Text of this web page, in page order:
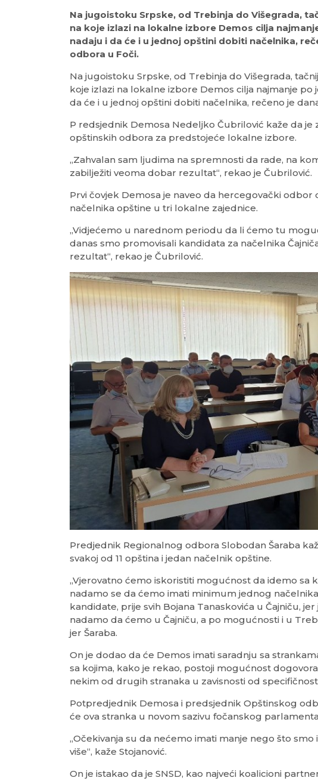
Na jugoistoku Srpske, od Trebinja do Višegrada,
na koje izlazi na lokalne izbore Demos cilja
nadaju i da će i u jednoj opštini dobiti načelnika,
odbora u Foči.
Na jugoistoku Srpske, od Trebinja do Višegrada,
koje izlazi na lokalne izbore Demos cilja najmanje
da će i u jednoj opštini dobiti načelnika, rečeno je
P redsjednik Demosa Nedeljko Čubrilović kaže da
opštinskih odbora za predstojeće lokalne izbore.
„Zahvalan sam ljudima na spremnosti da rade, na
zabilježiti veoma dobar rezultat“, rekao je Čubrilović.
Prvi čovjek Demosa je naveo da hercegovački
načelnika opštine u tri lokalne zajednice.
„Vidjećemo u narednom periodu da li ćemo tu
danas smo promovisali kandidata za načelnika
rezultat“, rekao je Čubrilović.
Predjednik Regionalnog odbora Slobodan Šaraba
svakoj od 11 opština i jedan načelnik opštine.
„Vjerovatno ćemo iskoristiti mogućnost da idemo sa
nadamo se da ćemo imati minimum jednog
kandidate, prije svih Bojana Tanaskovića u Čajniču,
nadamo da ćemo u Čajniču, a po mogućnosti i u
jer Šaraba.
On je dodao da će Demos imati saradnju sa
sa kojima, kako je rekao, postoji mogućnost
nekim od drugih stranaka u zavisnosti od
Potpredjednik Demosa i predsjednik Opštinskog
će ova stranka u novom sazivu fočanskog
„Očekivanja su da nećemo imati manje nego što
više“, kaže Stojanović.
On je istakao da je SNSD, kao najveći koalicioni